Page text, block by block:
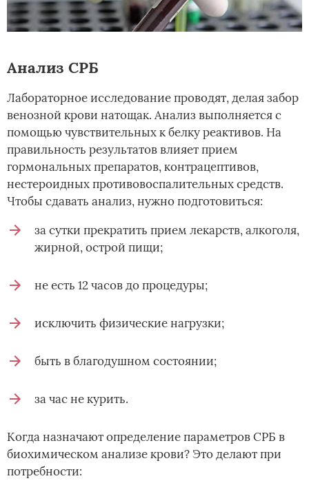
Анализ СРБ
Лабораторное исследование проводят, делая забор
венозной крови натощак. Анализ выполняется с
помощью чувствительных к белку реактивов. На
правильность результатов влияет прием
гормональных препаратов, контрацептивов,
нестероидных противовоспалительных средств.
Чтобы сдавать анализ, нужно подготовиться:
за сутки прекратить прием лекарств, алкоголя,
жирной, острой пищи;
не есть 12 часов до процедуры;
исключить физические нагрузки;
быть в благодушном состоянии;
за час не курить.
Когда назначают определение параметров СРБ в
биохимическом анализе крови? Это делают при
потребности: